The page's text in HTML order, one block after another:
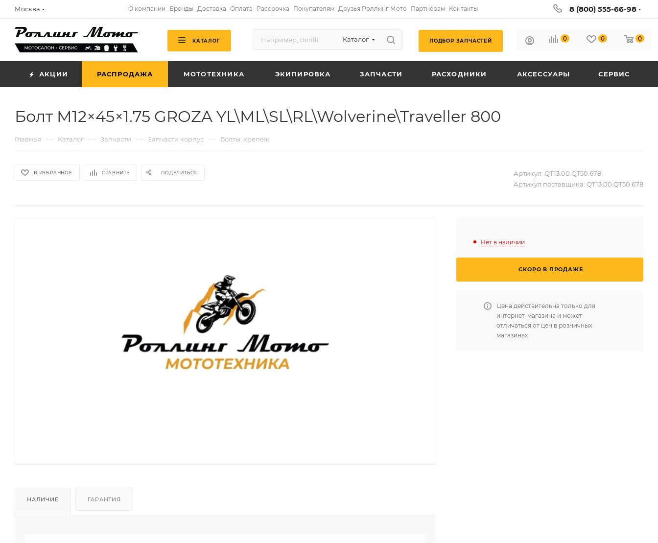
Москва О компании Бренды Доставка Оплата Рассрочка Покупателям Друзья Роллинг Мото Партнёрам Контакты 8 (800) 555-66-98
КАТАЛОГ Каталог ПОДБОР ЗАПЧАСТЕЙ 0 0 0
АКЦИИ РАСПРОДАЖА МОТОТЕХНИКА ЭКИПИРОВКА ЗАПЧАСТИ РАСХОДНИКИ АКСЕССУАРЫ СЕРВИС
Болт M12×45×1.75 GROZA YL\ML\SL\RL\Wolverine\Traveller 800
Главная — Каталог — Запчасти — Запчасти корпус — Болты, крепеж
В ИЗБРАННОЕ СРАВНИТЬ ПОДЕЛИТЬСЯ Артикул: QT13.00.QT50.678
Артикул поставщика: QT13.00.QT50.678
НАЛИЧИЕ ГАРАНТИЯ
Нет в наличии
СКОРО В ПРОДАЖЕ
Цена действительна только для
интернет-магазина и может
отличаться от цен в розничных
магазинах